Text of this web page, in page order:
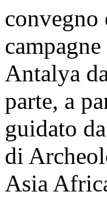
Antalya
parte, a
guidato
di
Asia